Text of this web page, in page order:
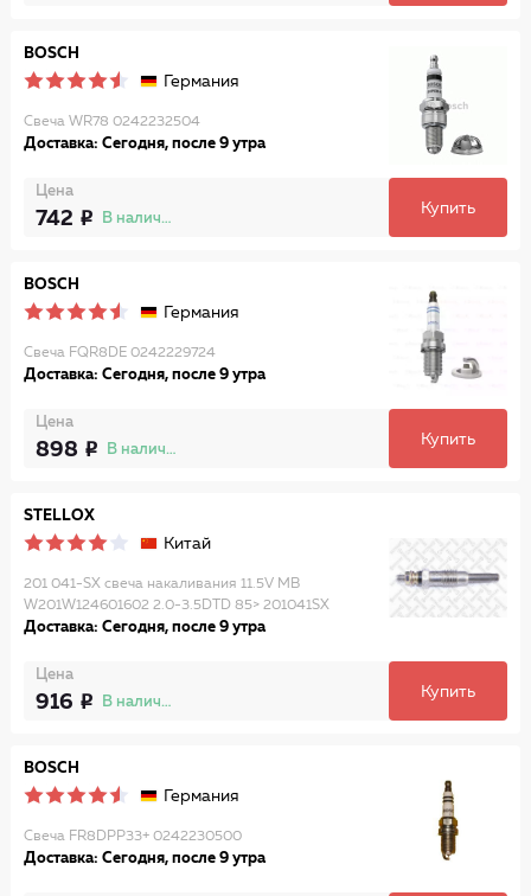
BOSCH
Германия
Свеча WR78 0242232504
Доставка: Сегодня, после 9 утра
Цена
742 В наличии
Купить
BOSCH
Германия
Свеча FQR8DE 0242229724
Доставка: Сегодня, после 9 утра
Цена
898 В наличии
Купить
STELLOX
Китай
201 041-SX свеча накаливания 11.5V MB
W201W124601602 2.0-3.5DTD 85> 201041SX
Доставка: Сегодня, после 9 утра
Цена
916 В наличии
Купить
BOSCH
Германия
Свеча FR8DPP33+ 0242230500
Доставка: Сегодня, после 9 утра